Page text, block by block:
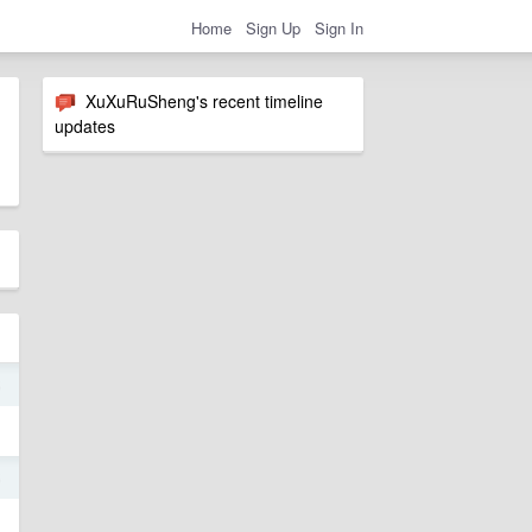
Home Sign Up Sign In
XuXuRuSheng's recent timeline
updates